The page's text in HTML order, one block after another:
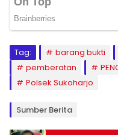
Tag: barang bukti
pemberatan
Polsek Sukoharjo
Sumber Berita